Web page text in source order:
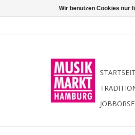
JOBBÖRSE
Wir benutzen Cookies nur